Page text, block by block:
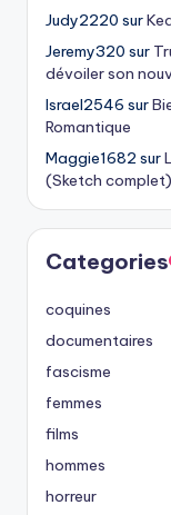
Judy2220 sur
Jeremy320 sur
dévoiler son
Israel2546 sur
Romantique
Maggie1682 sur
(Sketch complet)
Categories
coquines
documentaires
fascisme
femmes
films
hommes
horreur